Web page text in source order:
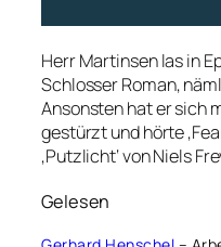
Herr Martinsen las in
Schlosser Roman,
Ansonsten hat er sich
gestürzt und hörte
‚Putzlicht‘ von Niels
Gelesen